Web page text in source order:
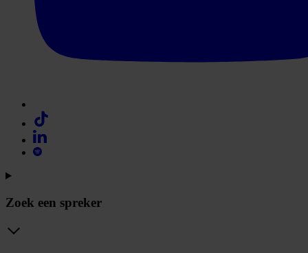
Zoek een spreker